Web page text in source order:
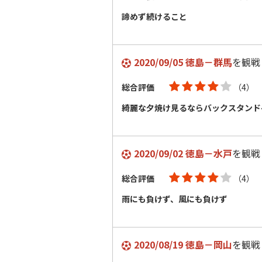
諦めず続けること
2020/09/05 徳島－群馬を観戦
総合評価
（4）
綺麗な夕焼け見るならバックスタン
2020/09/02 徳島－水戸を観戦
総合評価
（4）
雨にも負けず、風にも負けず
2020/08/19 徳島－岡山を観戦